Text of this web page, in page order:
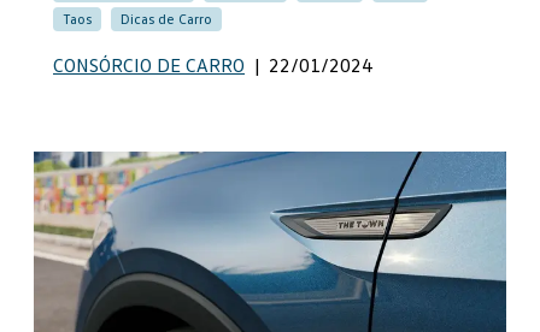
Taos
Dicas de Carro
CONSÓRCIO DE CARRO | 22/01/2024